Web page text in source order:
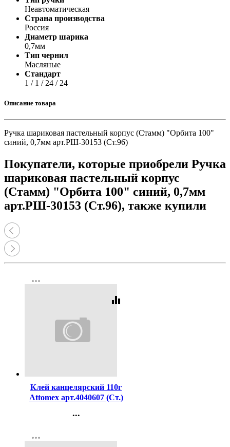
Неавтоматическая
Страна производства
Россия
Диаметр шарика
0,7мм
Тип чернил
Масляные
Стандарт
1 / 1 / 24 / 24
Описание товара
Ручка шариковая пастельный корпус (Стамм) "Орбита 100"
синий, 0,7мм арт.РШ-30153 (Ст.96)
Покупатели, которые приобрели Ручка
шариковая пастельный корпус
(Стамм) "Орбита 100" синий, 0,7мм
арт.РШ-30153 (Ст.96), также купили
more_horiz
equalizer
Клей канцелярский 110г
Attomex арт.4040607 (Ст.)
...
Регистрация
more_horiz